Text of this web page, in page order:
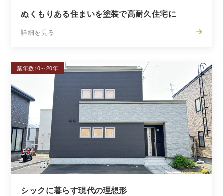
ぬくもりある住まいを塗装で高耐久住宅に
詳細を見る
築年数10～20年
シックに暮らす現代の理想形